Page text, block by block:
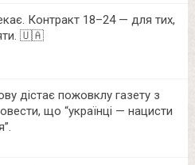
Контракт 18–24 — для тих,
🇺🇦
дістає пожовклу газету з
що “українці — нацисти